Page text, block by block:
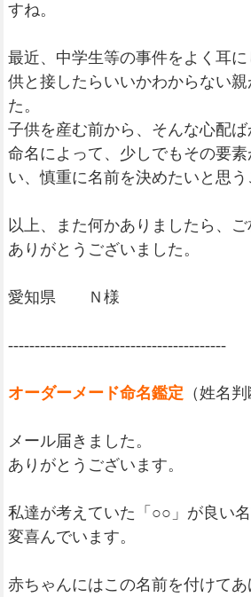
すね。
最近、中学生等の事件をよく耳
供と接したらいいかわからない
た。
子供を産む前から、そんな心配ば
命名によって、少しでもその要
い、慎重に名前を決めたいと思う
以上、また何かありましたら、ご
ありがとうございました。
愛知県 Ｎ様
-----------------------------------------
オーダーメード命名鑑定 （姓名判
メール届きました。
ありがとうございます。
私達が考えていた「○○」が良い
変喜んでいます。
赤ちゃんにはこの名前を付けてあ